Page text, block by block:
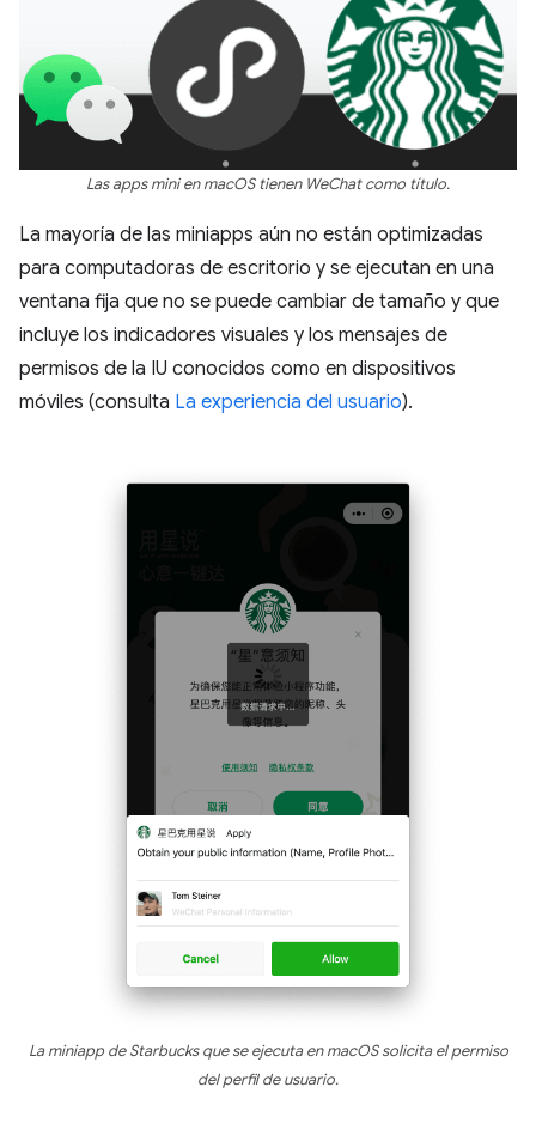
Las apps mini en macOS tienen WeChat como título.
La mayoría de las miniapps aún no están optimizadas
para computadoras de escritorio y se ejecutan en una
ventana fija que no se puede cambiar de tamaño y que
incluye los indicadores visuales y los mensajes de
permisos de la IU conocidos como en dispositivos
móviles (consulta La experiencia del usuario).
La miniapp de Starbucks que se ejecuta en macOS solicita el permiso
del perfil de usuario.